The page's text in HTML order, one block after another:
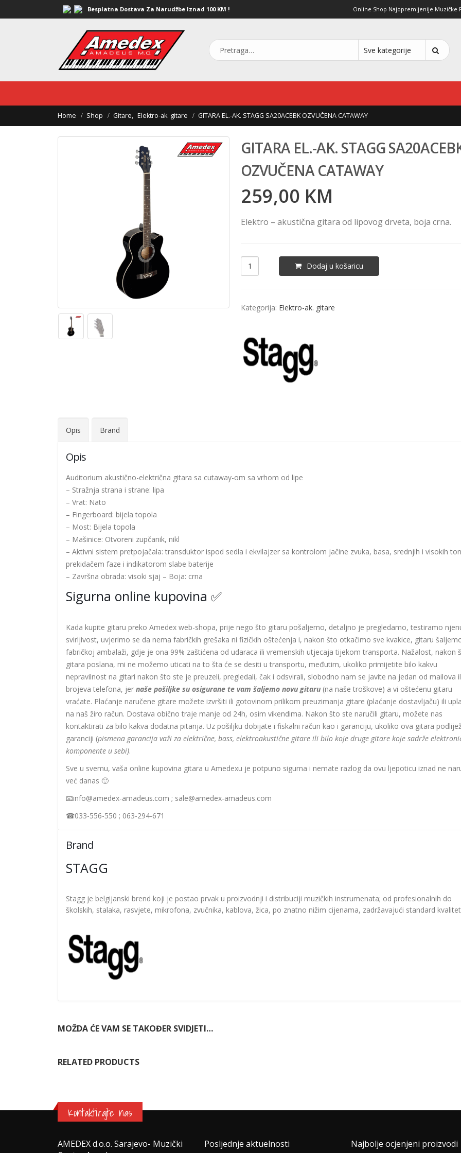
Besplatna Dostava Za Narudžbe Iznad 100 KM ! Online Shop Najopremljenije Muzičke
Home Shop Gitare, Elektro-ak. gitare GITARA EL.-AK. STAGG SA20ACEBK OZVUČENA CATAWAY
GITARA EL.-AK. STAGG
OZVUČENA CATAWAY
259,00 KM
Elektro – akustična gitara od lipovog drveta, boja crna.
Dodaj u košaricu
Kategorija: Elektro-ak. gitare
Opis Brand
Opis
Auditorium akustično-električna gitara sa cutaway-om sa vrhom od lipe
– Stražnja strana i strane: lipa
– Vrat: Nato
– Fingerboard: bijela topola
– Most: Bijela topola
– Mašinice: Otvoreni zupčanik, nikl
– Aktivni sistem pretpojačala: transduktor ispod sedla i ekvilajzer sa kontrolom jačine zvuka, basa, srednjih i visokih
prekidačem faze i indikatorom slabe baterije
– Završna obrada: visoki sjaj – Boja: crna
Sigurna online kupovina ✅
Kada kupite gitaru preko Amedex web-shopa, prije nego što gitaru pošaljemo, detaljno je pregledamo, testiramo
svirljivost, uvjerimo se da nema fabričkih grešaka ni fizičkih oštećenja i, nakon što otkačimo sve kvakice, gitaru
fabričkoj ambalaži, gdje je ona 99% zaštićena od udaraca ili vremenskih utjecaja tijekom transporta. Nažalost, nakon
gitara poslana, mi ne možemo uticati na to šta će se desiti u transportu, međutim, ukoliko primijetite bilo kakvu
nepravilnost na gitari nakon što ste je preuzeli, pregledali, čak i odsvirali, slobodno nam se javite na jedan od mailova
brojeva telefona, jer naše pošiljke su osigurane te vam šaljemo novu gitaru (na naše troškove) a vi oštećenu gitaru
vraćate. Plaćanje naručene gitare možete izvršiti ili gotovinom prilikom preuzimanja gitare (plaćanje dostavljaču) ili
na naš žiro račun. Dostava obično traje manje od 24h, osim vikendima. Nakon što ste naručili gitaru, možete nas
kontaktirati za bilo kakva dodatna pitanja. Uz pošiljku dobijate i fiskalni račun kao i garanciju, ukoliko ova gitara
garanciji (pismena garancija važi za električne, bass, elektroakustične gitare ili bilo koje druge gitare koje sadrže
komponente u sebi).
Sve u svemu, vaša online kupovina gitara u Amedexu je potpuno sigurna i nemate razlog da ovu ljepoticu iznad ne
već danas 🙂
📧info@amedex-amadeus.com ; sale@amedex-amadeus.com
☎033-556-550 ; 063-294-671
Brand
STAGG
Stagg je belgijanski brend koji je postao prvak u proizvodnji i distribuciji muzičkih instrumenata; od profesionalnih do
školskih, stalaka, rasvjete, mikrofona, zvučnika, kablova, žica, po znatno nižim cijenama, zadržavajući standard
MOŽDA ĆE VAM SE TAKOĐER SVIDJETI…
RELATED PRODUCTS
Kontaktirajte nas
AMEDEX d.o.o. Sarajevo- Muzički
Posljednje aktuelnosti Najbolje ocjenjeni proizvodi